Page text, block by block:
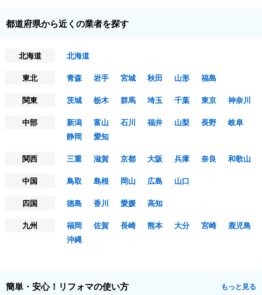
都道府県から近くの業者を探す
北海道
北海道
東北
青森 岩手 宮城 秋田 山形
福島
関東
茨城 栃木 群馬 埼玉 千葉 東京
神奈川
中部
新潟 富山 石川 福井 山梨 長野
岐阜
静岡
愛知
関西
三重 滋賀 京都 大阪 兵庫 奈良
和歌山
中国
鳥取 島根 岡山 広島
山口
四国
徳島 香川 愛媛
高知
九州
福岡 佐賀 長崎 熊本 大分 宮崎
鹿児島
沖縄
簡単・安心！リフォマの使い方 もっと見る